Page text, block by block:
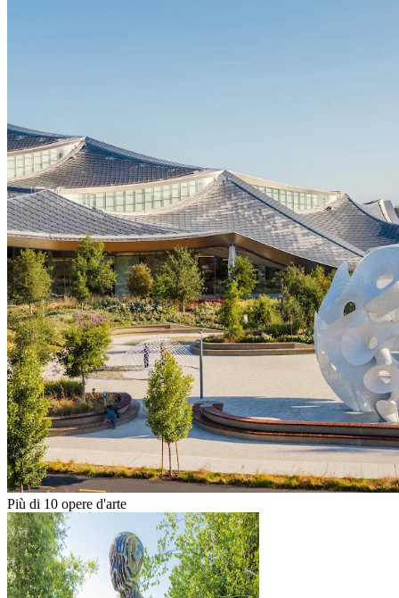
Più di 10 opere d'arte